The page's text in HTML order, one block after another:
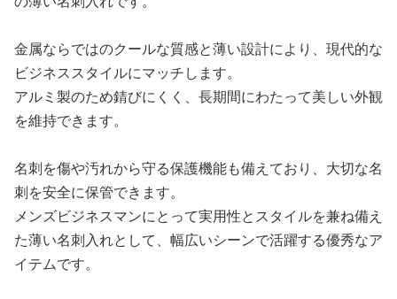
金属ならではのクールな質感と薄い設計により、現代的な
ビジネススタイルにマッチします。
アルミ製のため錆びにくく、長期間にわたって美しい外観
を維持できます。
名刺を傷や汚れから守る保護機能も備えており、大切な名
刺を安全に保管できます。
メンズビジネスマンにとって実用性とスタイルを兼ね備え
た薄い名刺入れとして、幅広いシーンで活躍する優秀なア
イテムです。